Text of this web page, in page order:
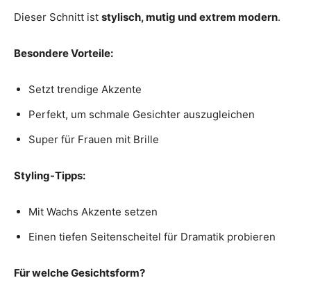
Dieser Schnitt ist stylisch, mutig und extrem modern.
Besondere Vorteile:
Setzt trendige Akzente
Perfekt, um schmale Gesichter auszugleichen
Super für Frauen mit Brille
Styling-Tipps:
Mit Wachs Akzente setzen
Einen tiefen Seitenscheitel für Dramatik probieren
Für welche Gesichtsform?